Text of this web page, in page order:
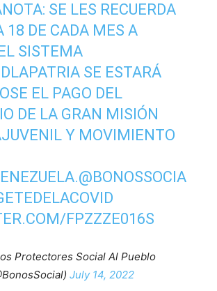
: SE LES RECUERDA
18 DE CADA MES A
SISTEMA
SE ESTARÁ
EL PAGO DEL
DE LA GRAN MISIÓN
Y MOVIMIENTO
.@BONOSSOCIA
FPZZZE016S
Protectores Social Al Pueblo
July 14, 2022